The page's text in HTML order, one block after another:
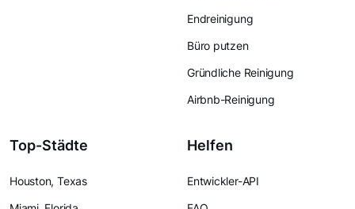
Endreinigung
Büro putzen
Gründliche Reinigung
Airbnb-Reinigung
Top-Städte
Houston, Texas
Helfen
Entwickler-API